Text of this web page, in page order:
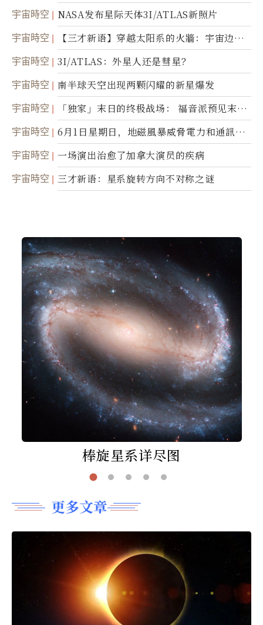
爆炸
宇宙時空 NASA发布星际天体3I/ATLAS新照片
宇宙時空
【三才新语】穿越太阳系的火牆：宇宙边界
新启示
宇宙時空 3I/ATLAS：外星人还是彗星？
宇宙時空 南半球天空出现两颗闪耀的新星爆发
宇宙時空
「独家」末日的终极战场： 福音派预见末
世；希腊僧侣预言以色列的进攻
宇宙時空
6月1日星期日，地磁風暴威脅電力和通訊基
礎設施
宇宙時空 一场演出治愈了加拿大演员的疾病
宇宙時空 三才新语：星系旋转方向不对称之谜
棒旋星系详尽图
更多文章